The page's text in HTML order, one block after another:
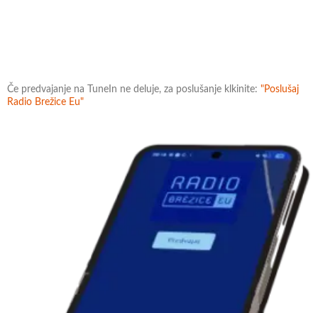
Če predvajanje na TuneIn ne deluje, za poslušanje klkinite: "Poslušaj
Radio Brežice Eu"